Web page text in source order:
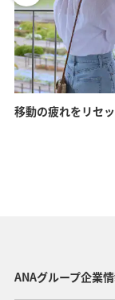
移動の疲れをリセ
ANAグループ企業